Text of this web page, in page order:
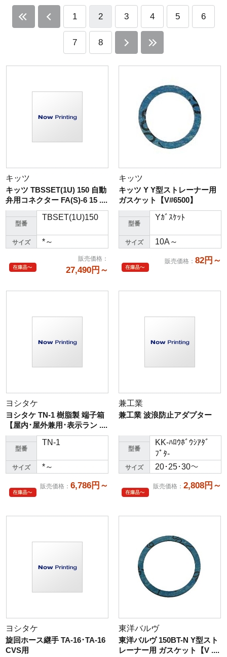
1 2 3 4 5 6
7 8
キッツ
キッツ TBSSET(1U) 150 自動
弁用コネクター FA(S)-6 15 ....
型番
TBSET(1U)150
サイズ *～
販売価格 ：
27,490円～
キッツ
キッツ Y Y型ストレーナー用
ガスケット【V#6500】
型番
Yｶﾞｽｹｯﾄ
サイズ 10A～
販売価格 ： 82円～
ヨシタケ
ヨシタケ TN-1 樹脂製 端子箱
【屋内･屋外兼用･表示ラン ....
型番
TN-1
サイズ *～
販売価格 ： 6,786円～
兼工業
兼工業 波浪防止アダプター
型番
KK-ﾊﾛｳﾎﾞｳｼｱﾀﾞ
ﾌﾟﾀ-
サイズ 20･25･30～
販売価格 ： 2,808円～
ヨシタケ
旋回ホース継手 TA-16･TA-16
CVS用
東洋バルヴ
東洋バルヴ 150BT-N Y型スト
レーナー用 ガスケット【V ....